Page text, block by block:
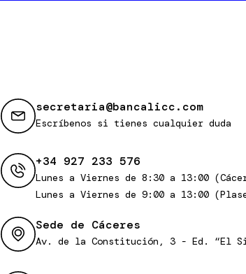
secretaria@bancalicc.com
Escríbenos si tienes cualquier duda
+34 927 233 576
Lunes a Viernes de 8:30 a 13:00
Lunes a Viernes de 9:00 a 13:00
Sede de Cáceres
Av. de la Constitución, 3 - Ed. “El